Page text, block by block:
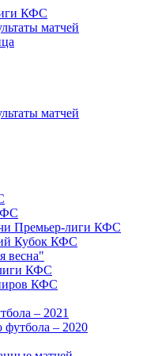
КФС
матчей
матчей
Премьер-лиги КФС
Кубок КФС
весна"
КФС
КФС
– 2021
футбола – 2020